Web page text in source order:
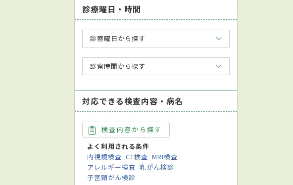
診療曜日・時間
診察曜日から探す
診察時間から探す
対応できる検査内容・病名
検査内容から探す
よく利用される条件
内視鏡検査 CT検査 MRI検査
アレルギー検査 乳がん検診
子宮頸がん検診